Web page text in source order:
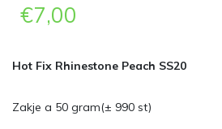
€7,00
Hot Fix Rhinestone Peach SS20
Zakje a 50 gram(± 990 st)